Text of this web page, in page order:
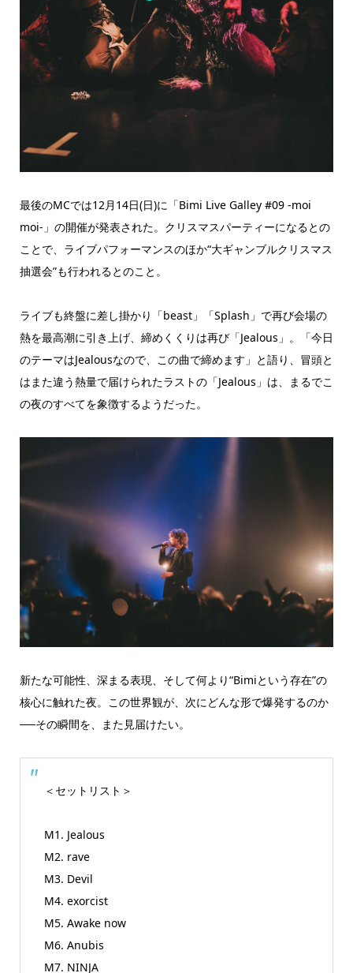
最後のMCでは12月14日(日)に「Bimi Live Galley #09 -moi
moi-」の開催が発表された。クリスマスパーティーになるとの
ことで、ライブパフォーマンスのほか“大ギャンブルクリスマス
抽選会”も行われるとのこと。
ライブも終盤に差し掛かり「beast」「Splash」で再び会場の
熱を最高潮に引き上げ、締めくくりは再び「Jealous」。「今日
のテーマはJealousなので、この曲で締めます」と語り、冒頭と
はまた違う熱量で届けられたラストの「Jealous」は、まるでこ
の夜のすべてを象徴するようだった。
新たな可能性、深まる表現、そして何より“Bimiという存在”の
核心に触れた夜。この世界観が、次にどんな形で爆発するのか
──その瞬間を、また見届けたい。
＜セットリスト＞
M1. Jealous
M2. rave
M3. Devil
M4. exorcist
M5. Awake now
M6. Anubis
M7. NINJA